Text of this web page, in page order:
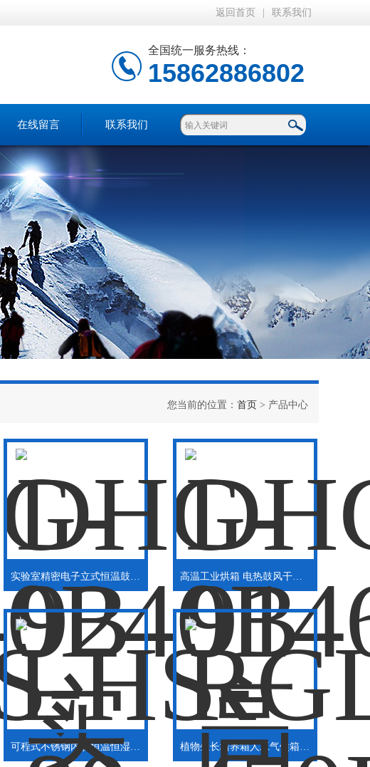
返回首页 联系我们
全国统一服务热线：
15862886802
在线留言 联系我们
您当前的位置： 首页 > 产品中心
实验室精密电子立式恒温鼓风干燥箱 高温工业烘箱 电热鼓风干燥箱300度
可程式不锈钢内胆恒温恒湿培养箱 植物生长培养箱人工气候箱组培箱